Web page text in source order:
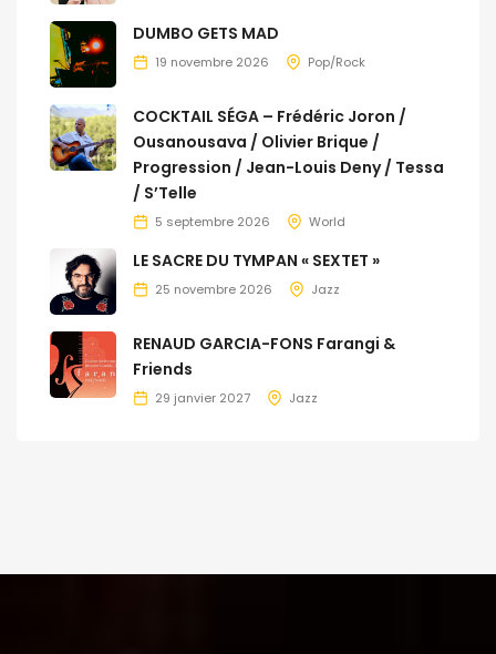
DUMBO GETS MAD
19 novembre 2026 Pop/Rock
COCKTAIL SÉGA – Frédéric Joron /
Ousanousava / Olivier Brique /
Progression / Jean-Louis Deny / Tessa
/ S’Telle
5 septembre 2026 World
LE SACRE DU TYMPAN « SEXTET »
25 novembre 2026 Jazz
RENAUD GARCIA-FONS Farangi &
Friends
29 janvier 2027 Jazz